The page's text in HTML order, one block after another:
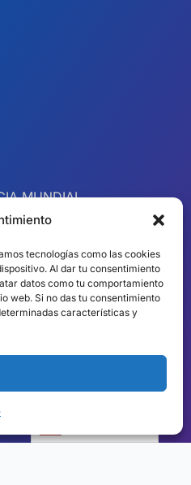
tecnologías como las cookies
Al dar tu consentimiento
datos como tu comportamiento
web. Si no das tu consentimiento
características y
MUNDIAL
locales en
Irlanda
Australia
Sudáfrica